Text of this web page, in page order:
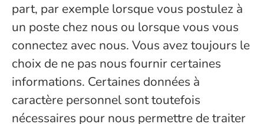
part, par exemple lorsque vous postulez à
un poste chez nous ou lorsque vous vous
connectez avec nous. Vous avez toujours le
choix de ne pas nous fournir certaines
informations. Certaines données à
caractère personnel sont toutefois
nécessaires pour nous permettre de traiter